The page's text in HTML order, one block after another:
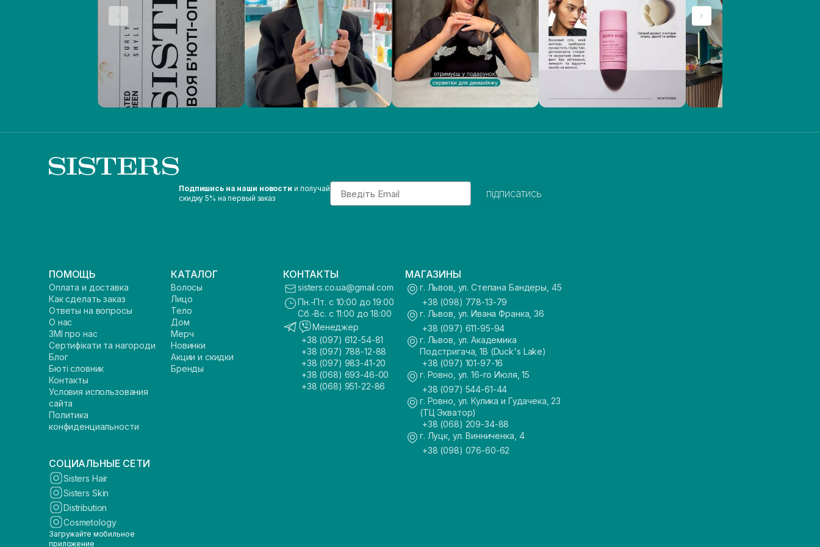
Подпишись на наши новости и получай
скидку 5% на первый заказ
Email
підписатись
ПОМОЩЬ
Оплата и доставка
Как сделать заказ
Ответы на вопросы
О нас
ЗМІ про нас
Сертифікати та нагороди
Блог
Бюті словник
Контакты
Условия использования
сайта
Политика
конфиденциальности
КАТАЛОГ
Волосы
Лицо
Тело
Дом
Мерч
Новинки
Акции и скидки
Бренды
КОНТАКТЫ
sisters.co.ua@gmail.com
Пн.-Пт. с 10:00 до 19:00
Сб.-Вс. с 11:00 до 18:00
Менеджер
+38 (097) 612-54-81
+38 (097) 788-12-88
+38 (097) 983-41-20
+38 (068) 693-46-00
+38 (068) 951-22-86
МАГАЗИНЫ
г. Львов, ул. Степана Бандеры, 45
+38 (098) 778-13-79
г. Львов, ул. Ивана Франка, 36
+38 (097) 611-95-94
г. Львов, ул. Академика
Подстригача, 1В (Duck's Lake)
+38 (097) 101-97-16
г. Ровно, ул. 16-го Июля, 15
+38 (097) 544-61-44
г. Ровно, ул. Кулика и Гудачека, 23
(ТЦ Экватор)
+38 (068) 209-34-88
г. Луцк, ул. Винниченка, 4
+38 (098) 076-60-62
СОЦИАЛЬНЫЕ СЕТИ
Sisters Hair
Sisters Skin
Distribution
Cosmetology
Загружайте мобильное
приложение